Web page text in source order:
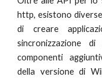
http, esistono
di creare
sincronizzazione
componenti
della versione di